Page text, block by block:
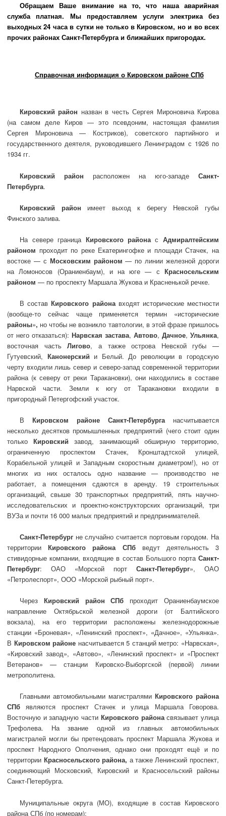
Обращаем Ваше внимание на то, что наша аварийная
служба платная. Мы предоставляем услуги электрика без
выходных 24 часа в сутки не только в Кировском, но и во всех
прочих районах Санкт-Петербурга и ближайших пригородах.
Справочная информация о Кировском районе СПб
Кировский район назван в честь Сергея Мироновича Кирова
(на самом деле Киров — это псевдоним, настоящая фамилия
Сергея Мироновича — Костриков), советского партийного и
государственного деятеля, руководившего Ленинградом с 1926 по
1934 гг.
Кировский район расположен на юго-западе Санкт-
Петербурга.
Кировский район имеет выход к берегу Невской губы
Финского залива.
На севере граница Кировского районас Адмиралтейским
районом проходит по реке Екатерингофке и площади Стачек, на
востоке — с Московским районом — по линии железной дороги
на Ломоносов (Ораниенбаум), и на юге — с Красносельским
районом — по проспекту Маршала Жукова и Красненькой речке.
В составКировского районавходят исторические местности
(вообще-то сейчас чаще применяется термин «исторические
районы», но чтобы не возникло тавтологии, в этой фразе пришлось
от него отказаться):Нарвская застава,Автово,Дачное,Ульянка,
восточная частьЛигово, а также острова Невской губы —
Гутуевский, Канонерский и Белый. До революции в городскую
черту входили лишь север и северо-запад современной территории
района (к северу от реки Таракановки), они находились в составе
Нарвской части. Земли к югу от Таракановки входили в
пригородный Петергофский участок.
ВКировском районе Санкт-Петербурганасчитывается
несколько десятков промышленных предприятий (чего стоит один
толькоКировский завод, занимающий обширную территорию,
ограниченную проспектом Стачек, Кронштадтской улицей,
Корабельной улицей и Западным скоростным диаметром!), но от
многих из них осталось одно название — производство не
работает, а помещения сдаются в аренду. 19 строительных
организаций, свыше 30 транспортных предприятий, пять научно-
исследовательских и проектно-конструкторских организаций, три
ВУЗа и почти 16 000 малых предприятий и предпринимателей.
Санкт-Петербург не случайно считается портовым городом. На
территорииКировского района СПбведут деятельность 3
стивидорные компании, входящие в состав Большого порта Санкт-
Петербург: ОАО «Морской порт Санкт-Петербург», ОАО
«Петролеспорт», ООО «Морской рыбный порт».
Через Кировский район СПб проходит Ораниенбаумское
направление Октябрьской железной дороги (от Балтийского
вокзала), на его территории расположены железнодорожные
станции «Броневая», «Ленинский проспект», «Дачное», «Ульянка».
В Кировском районе насчитывается 5 станций метро: «Нарвская»,
«Кировский завод», «Автово», «Ленинский проспект» и «Проспект
Ветеранов» — станции Кировско-Выборгской (первой) линии
метрополитена.
Главными автомобильными магистралями Кировского района
СПб являются проспект Стачек и улица Маршала Говорова.
Восточную и западную части Кировского районасвязывает улица
Трефолева. На звание одной из главных автомобильных
магистралей могли бы претендовать проспект Маршала Жукова и
проспект Народного Ополчения, однако они проходят ещё и по
территории Красносельского района, а также Ленинский проспект,
соединяющий Московский, Кировский и Красносельский районы
Санкт-Петербурга.
Муниципальные округа (МО), входящие в состав Кировского
района СПб (по номерам):